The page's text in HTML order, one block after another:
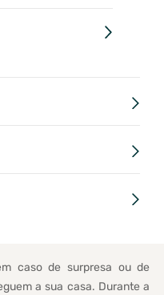
caso de surpresa ou de
a sua casa. Durante a